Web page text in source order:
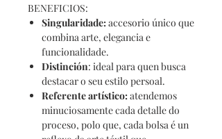
BENEFICIOS:
Singularidade:accesorio único que
combina arte, elegancia e
funcionalidade.
Distinción: ideal para quen busca
destacar o seu estilo persoal.
Referenteartístico:atendemos
minuciosamente cada detalle do
proceso, polo que, cada bolsa é un